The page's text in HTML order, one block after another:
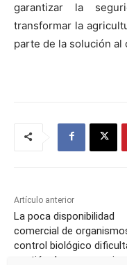
garantizar la
transformar la
parte de la solución al
Artículo anterior
La poca disponibilidad
comercial de
control biológico
gestión de parques y